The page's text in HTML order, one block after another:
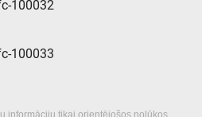
100032
100033
informāciju tikai orientējošos nolūkos.